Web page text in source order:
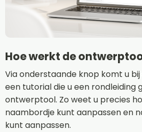
Hoe werkt de
Via onderstaande knop komt u
een tutorial die u een rondleiding
ontwerptool. Zo weet u precies
naambordje kunt aanpassen en
kunt aanpassen.